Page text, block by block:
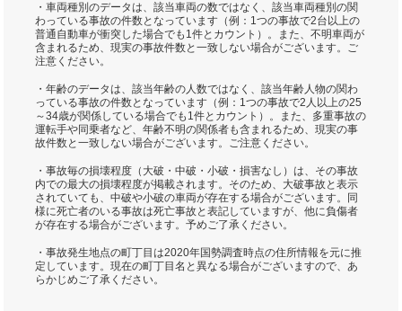
・車両種別のデータは、該当車両の数ではなく、該当車両種別の関
わっている事故の件数となっています（例：1つの事故で2台以上の
普通自動車が衝突した場合でも1件とカウント）。また、不明車両が
含まれるため、現実の事故件数と一致しない場合がございます。ご
注意ください。
・年齢のデータは、該当年齢の人数ではなく、該当年齢人物の関わ
っている事故の件数となっています（例：1つの事故で2人以上の25
～34歳が関係している場合でも1件とカウント）。また、多重事故の
運転手や同乗者など、年齢不明の関係者も含まれるため、現実の事
故件数と一致しない場合がございます。ご注意ください。
・事故毎の損壊程度（大破・中破・小破・損害なし）は、その事故
内での最大の損壊程度が掲載されます。そのため、大破事故と表示
されていても、中破や小破の車両が存在する場合がございます。同
様に死亡者のいる事故は死亡事故と表記していますが、他に負傷者
が存在する場合がございます。予めご了承ください。
・事故発生地点の町丁目は2020年国勢調査時点の住所情報を元に推
定しています。現在の町丁目名と異なる場合がございますので、あ
らかじめご了承ください。